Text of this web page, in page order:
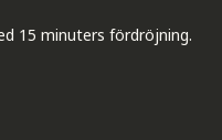
15 minuters fördröjning.